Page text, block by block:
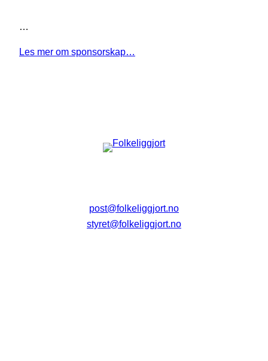
…
Les mer om sponsorskap…
post@folkeliggjort.no
styret@folkeliggjort.no